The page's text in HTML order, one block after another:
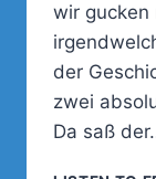
wir gucken
der
zwei
Da saß